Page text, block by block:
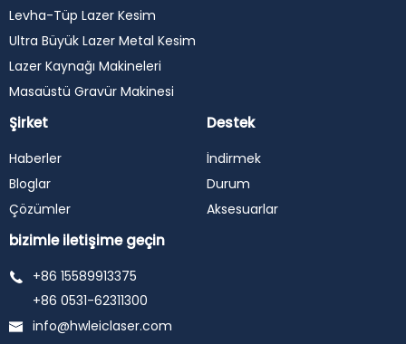
Levha-Tüp Lazer Kesim
Ultra Büyük Lazer Metal Kesim
Lazer Kaynağı Makineleri
Masaüstü Gravür Makinesi
Şirket
Haberler
Bloglar
Çözümler
Destek
İndirmek
Durum
Aksesuarlar
bizimle iletişime geçin
+86 15589913375
+86 0531-62311300
info@hwleiclaser.com